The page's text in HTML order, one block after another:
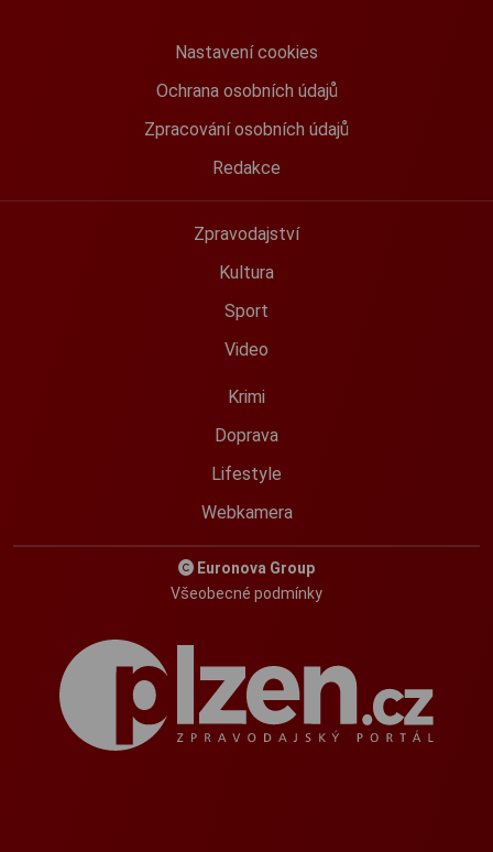
Nastavení cookies
Ochrana osobních údajů
Zpracování osobních údajů
Redakce
Zpravodajství
Kultura
Sport
Video
Krimi
Doprava
Lifestyle
Webkamera
Euronova Group
Všeobecné podmínky